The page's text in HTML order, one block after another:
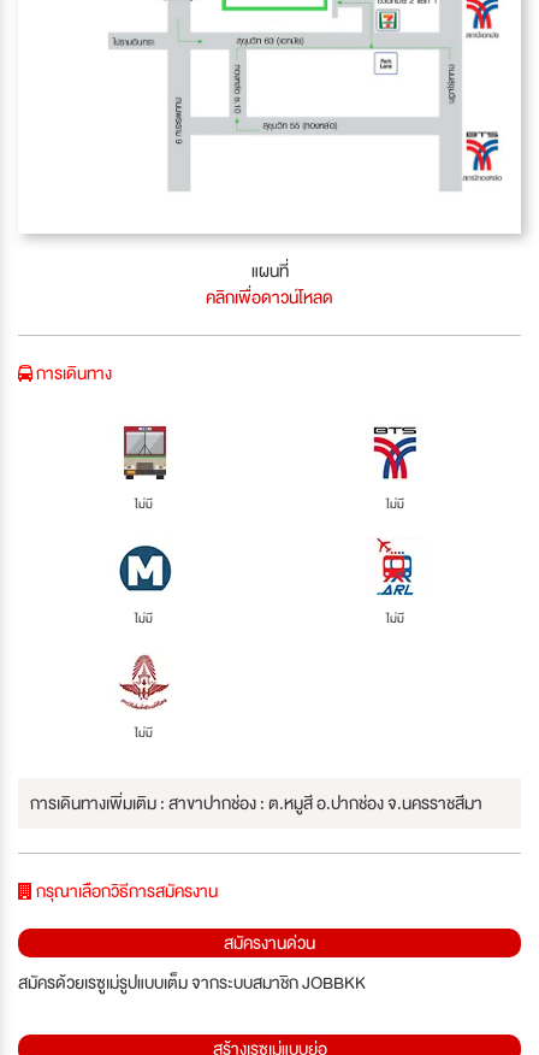
แผนที่
คลิกเพื่อดาวน์โหลด
การเดินทาง
ไม่มี ไม่มี
ไม่มี ไม่มี
ไม่มี
การเดินทางเพิ่มเติม : สาขาปากช่อง : ต.หมูสี อ.ปากช่อง จ.นครราชสีมา
กรุณาเลือกวิธีการสมัครงาน
สมัครงานด่วน
สมัครด้วยเรซูเม่รูปแบบเต็ม จากระบบสมาชิก JOBBKK
สร้างเรซูเม่แบบย่อ